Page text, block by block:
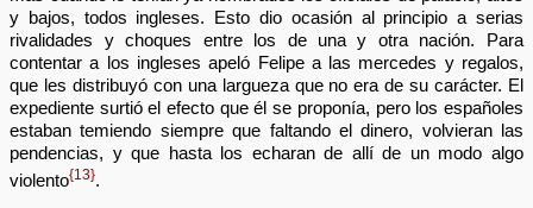
y bajos, todos ingleses. Esto dio ocasión al principio a serias
rivalidades y choques entre los de una y otra nación. Para
contentar a los ingleses apeló Felipe a las mercedes y regalos,
que les distribuyó con una largueza que no era de su carácter. El
expediente surtió el efecto que él se proponía, pero los españoles
estaban temiendo siempre que faltando el dinero, volvieran las
pendencias, y que hasta los echaran de allí de un modo algo
violento{13}.